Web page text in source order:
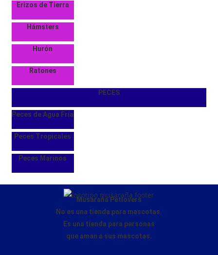
Erizos de Tierra
Hámsters
Hurón
Ratones
PECES
Peces de Agua Fría
Peces Tropicales
Peces Marinos
Musaraña Petlovers
No es una tienda para mascotas.
Es una tienda para personas
que aman a sus mascotas.